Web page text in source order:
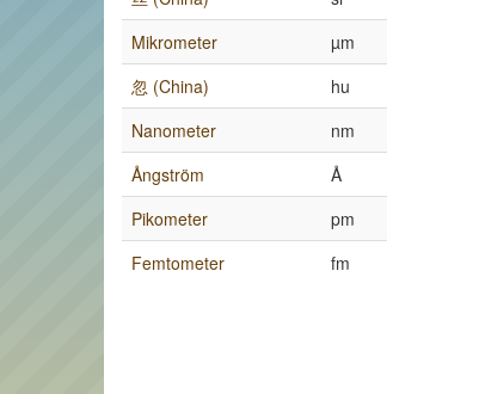
Mikrometer
µm
忽 (China)
hu
Nanometer
nm
Ångström
Å
Pikometer
pm
Femtometer
fm